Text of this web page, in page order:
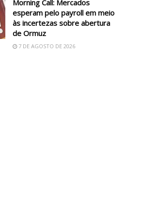
Morning Call: Mercados
esperam pelo payroll em meio
às incertezas sobre abertura
de Ormuz
7 DE AGOSTO DE 2026